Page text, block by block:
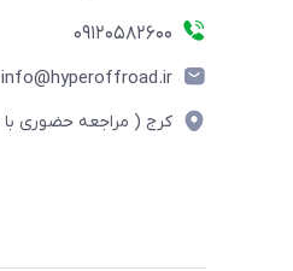
09120582600
info@hyperoffroad.ir
کرج ( مراجعه حضوری